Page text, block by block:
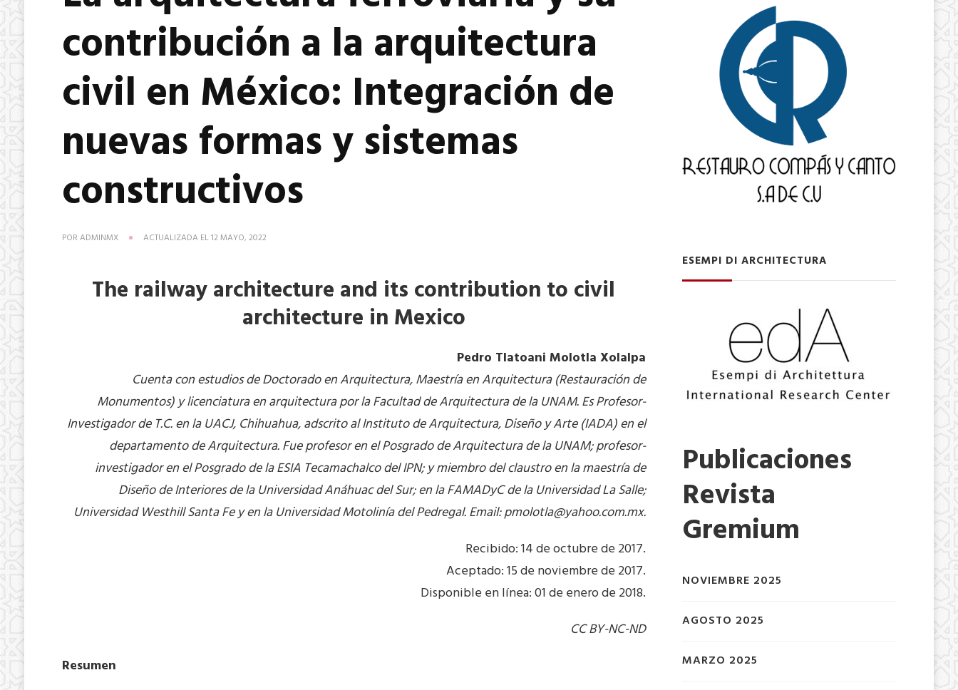
contribución a la arquitectura
civil en México: Integración de
nuevas formas y sistemas
constructivos
POR ADMINMX ACTUALIZADA EL12 MAYO, 2022
The railway architecture and its contribution to civil
architecture in Mexico
Pedro Tlatoani Molotla Xolalpa
Cuenta con estudios de Doctorado en Arquitectura, Maestría en Arquitectura (Restauración de
Monumentos) y licenciatura en arquitectura por la Facultad de Arquitectura de la UNAM. Es Profesor-
Investigador de T.C. en la UACJ, Chihuahua, adscrito al Instituto de Arquitectura, Diseño y Arte (IADA) en el
departamento de Arquitectura. Fue profesor en el Posgrado de Arquitectura de la UNAM; profesor-
investigador en el Posgrado de la ESIA Tecamachalco del IPN; y miembro del claustro en la maestría de
Diseño de Interiores de la Universidad Anáhuac del Sur; en la FAMADyC de la Universidad La Salle;
Universidad Westhill Santa Fe y en la Universidad Motolinía del Pedregal. Email:pmolotla@yahoo.com.mx.
Recibido: 14 de octubre de 2017.
Aceptado: 15 de noviembre de 2017.
Disponible en línea: 01 de enero de 2018.
CC BY-NC-ND
Resumen
ESEMPI DI ARCHITECTURA
Publicaciones
Revista
Gremium
NOVIEMBRE 2025
AGOSTO 2025
MARZO 2025